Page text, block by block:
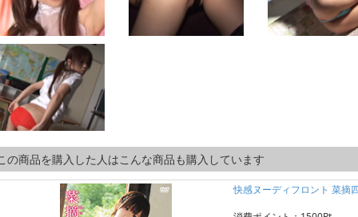
の商品を購入した人はこんな商品も購入しています
快感ヌーディフロント 菜摘